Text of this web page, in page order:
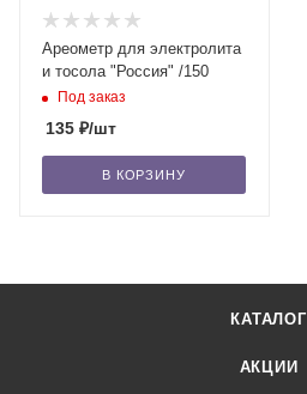
Ареометр для электролита
и тосола "Россия" /150
Под заказ
135 ₽/шт
В КОРЗИНУ
КАТАЛОГ
АКЦИИ